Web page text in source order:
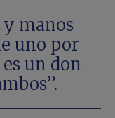
y manos
uno por
un don